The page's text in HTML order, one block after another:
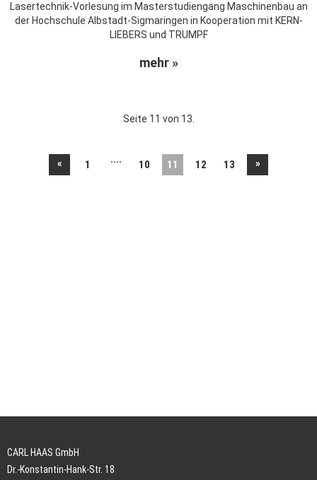
Lasertechnik-Vorlesung im Masterstudiengang Maschinenbau an
der Hochschule Albstadt-Sigmaringen in Kooperation mit KERN-
LIEBERS und TRUMPF
mehr »
Seite 11 von 13.
« 1 .... 10 11 12 13 »
CARL HAAS GmbH
Dr.-Konstantin-Hank-Str. 18